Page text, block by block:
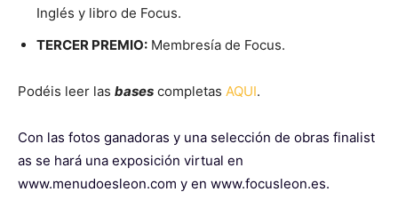
Inglés y libro de Focus.
TERCER PREMIO: Membresía de Focus.
Podéis leer las bases completas AQUI.
Con las fotos ganadoras y una selección de obras finalist
as se hará una exposición virtual en
www.menudoesleon.com y en www.focusleon.es.